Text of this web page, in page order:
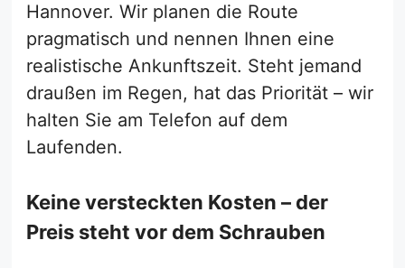
Hannover. Wir planen die Route
pragmatisch und nennen Ihnen eine
realistische Ankunftszeit. Steht jemand
draußen im Regen, hat das Priorität – wir
halten Sie am Telefon auf dem
Laufenden.
Keine versteckten Kosten – der
Preis steht vor dem Schrauben